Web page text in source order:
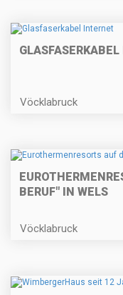
Vöcklabruck
BERUF" IN WELS
Vöcklabruck